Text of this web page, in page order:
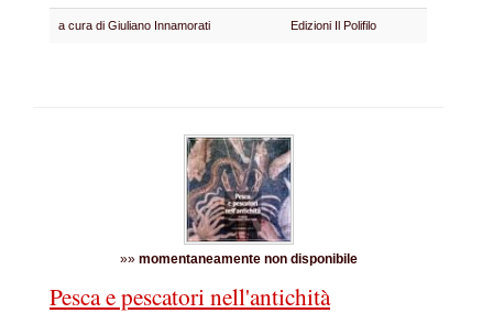
a cura di Giuliano Innamorati Edizioni Il Polifilo
»» momentaneamente non disponibile
Pesca e pescatori nell'antichità